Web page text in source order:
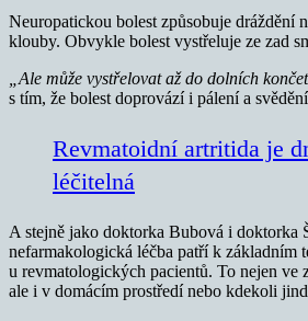
Neuropatickou bolest způsobuje dráždění
klouby. Obvykle bolest vystřeluje ze zad
„Ale může vystřelovat až do dolních
s tím, že bolest doprovází i pálení a
Revmatoidní artritida je
léčitelná
A stejně jako doktorka Bubová i doktorka
nefarmakologická léčba patří k základním
u revmatologických pacientů. To nejen ve
ale i v domácím prostředí nebo kdekoli